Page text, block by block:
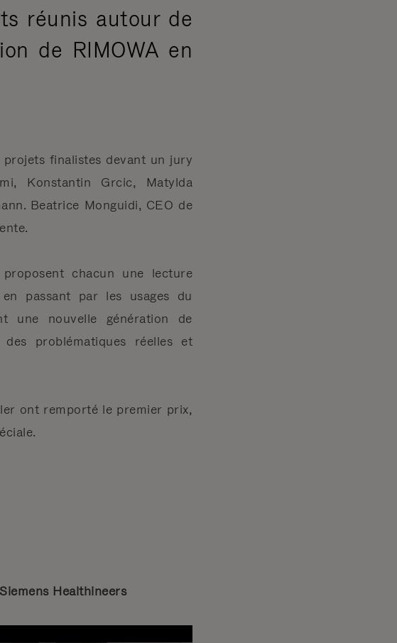
réunis autour de
de RIMOWA en
projets finalistes devant un jury
Konstantin Grcic, Matylda
Beatrice Monguidi, CEO de
chacun une lecture
passant par les usages du
une nouvelle génération de
problématiques réelles et
ont remporté le premier prix,
Healthineers